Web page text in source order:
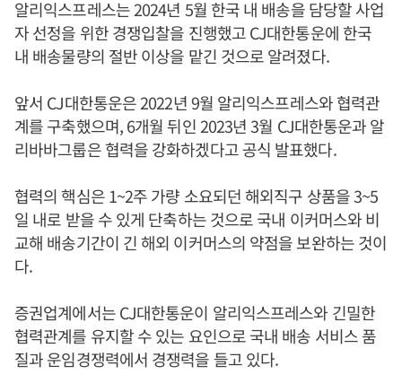
알리익스프레스는 2024년 5월 한국 내 배송을 담당할 사업
자 선정을 위한 경쟁입찰을 진행했고 CJ대한통운에 한국
내 배송물량의 절반 이상을 맡긴 것으로 알려졌다.
앞서 CJ대한통운은 2022년 9월 알리익스프레스와 협력관
계를 구축했으며, 6개월 뒤인 2023년 3월 CJ대한통운과 알
리바바그룹은 협력을 강화하겠다고 공식 발표했다.
협력의 핵심은 1~2주 가량 소요되던 해외직구 상품을 3~5
일 내로 받을 수 있게 단축하는 것으로 국내 이커머스와 비
교해 배송기간이 긴 해외 이커머스의 약점을 보완하는 것이
다.
증권업계에서는 CJ대한통운이 알리익스프레스와 긴밀한
협력관계를 유지할 수 있는 요인으로 국내 배송 서비스 품
질과 운임경쟁력에서 경쟁력을 들고 있다.